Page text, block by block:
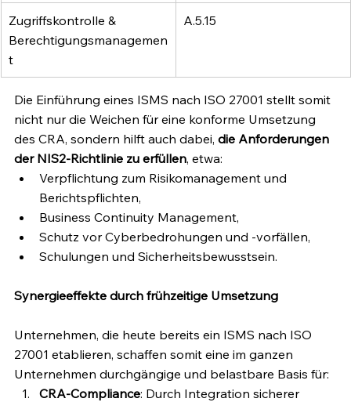
Zugriffskontrolle &
Berechtigungsmanagemen
t
A.5.15
Die Einführung eines ISMS nach ISO 27001 stellt somit
nicht nur die Weichen für eine konforme Umsetzung
des CRA, sondern hilft auch dabei, die Anforderungen
der NIS2-Richtlinie zu erfüllen, etwa:
Verpflichtung zum Risikomanagement und
Berichtspflichten,
Business Continuity Management,
Schutz vor Cyberbedrohungen und -vorfällen,
Schulungen und Sicherheitsbewusstsein.
Synergieeffekte durch frühzeitige Umsetzung
Unternehmen, die heute bereits ein ISMS nach ISO
27001 etablieren, schaffen somit eine im ganzen
Unternehmen durchgängige und belastbare Basis für:
CRA-Compliance: Durch Integration sicherer